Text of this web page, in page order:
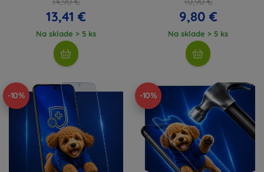
13,41 €
Na sklade > 5 ks
9,80 €
Na sklade > 5 ks
-10% -10%